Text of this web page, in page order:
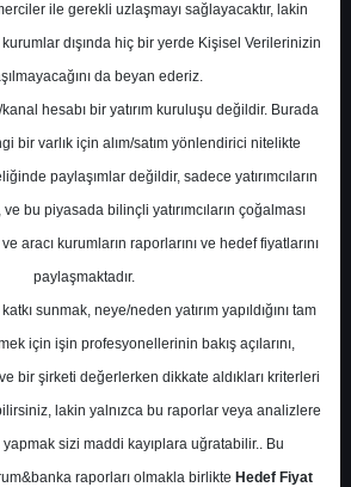
11,85 ₺
%41.97
Kurum Sayısı
7
ile gerekli uzlaşmayı sağlayacaktır, lakin
dışında hiç bir yerde Kişisel Verilerinizin
da beyan ederiz.
hesabı bir yatırım kuruluşu değildir. Burada
bir varlık için alım/satım yönlendirici nitelikte
paylaşımlar değildir, sadece yatırımcıların
bu piyasada bilinçli yatırımcıların çoğalması
aracı kurumların raporlarını ve hedef fiyatlarını
paylaşmaktadır.
sunmak, neye/neden yatırım yapıldığını tam
için işin profesyonellerinin bakış açılarını,
bir şirketi değerlerken dikkate aldıkları kriterleri
lakin yalnızca bu raporlar veya analizlere
yapmak sizi maddi kayıplara uğratabilir.. Bu
raporları olmakla birlikte Hedef Fiyat